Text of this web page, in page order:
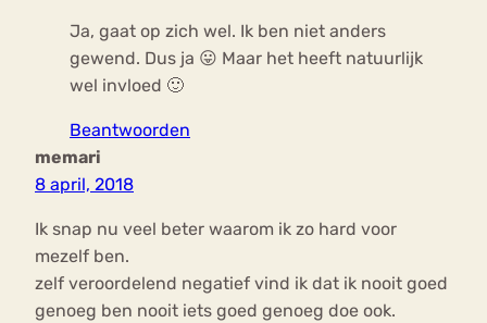
Ja, gaat op zich wel. Ik ben niet anders
gewend. Dus ja 😛 Maar het heeft natuurlijk
wel invloed 🙂
Beantwoorden
memari
8 april, 2018
Ik snap nu veel beter waarom ik zo hard voor
mezelf ben.
zelf veroordelend negatief vind ik dat ik nooit goed
genoeg ben nooit iets goed genoeg doe ook.